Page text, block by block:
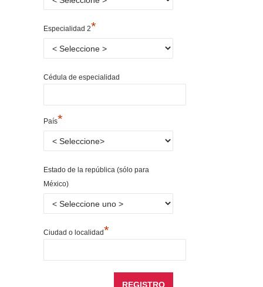
Especialidad 2*
Cédula de especialidad
País*
Estado de la república (sólo para
México)
Ciudad o localidad*